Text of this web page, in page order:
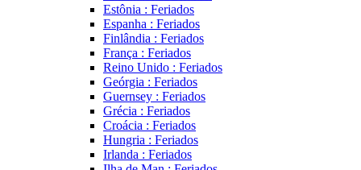
Estônia : Feriados
Espanha : Feriados
Finlândia : Feriados
França : Feriados
Reino Unido : Feriados
Geórgia : Feriados
Guernsey : Feriados
Grécia : Feriados
Croácia : Feriados
Hungria : Feriados
Irlanda : Feriados